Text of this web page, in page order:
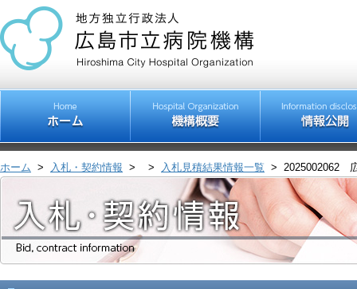
ホーム > 入札・契約情報 > > 入札見積結果情報一覧 > 2025002062